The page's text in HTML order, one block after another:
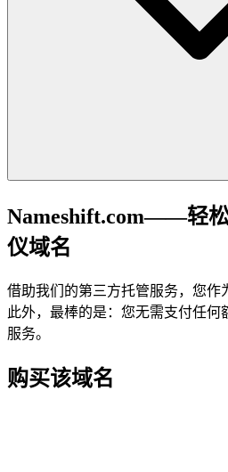
Nameshift.com——轻
仪域名
借助我们的第三方托管服务，您作
此外，最棒的是：您无需支付任何
服务。
购买该域名